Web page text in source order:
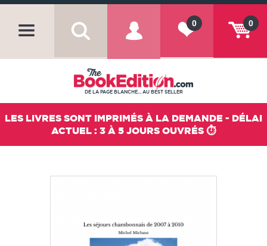
0
0
DE LA PAGE BLANCHE... AU BEST SELLER
LES LIVRES SONT IMPRIMÉS À LA DEMANDE - DÉLAI
ACTUEL : 3 À 5 JOURS OUVRÉS ⏱️